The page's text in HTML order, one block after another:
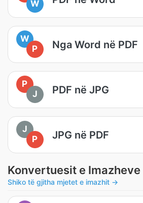
W
W
P
Nga Word në PDF
P
J
PDF në JPG
J
P
JPG në PDF
Konvertuesit e Imazheve
Shiko të gjitha mjetet e imazhit →